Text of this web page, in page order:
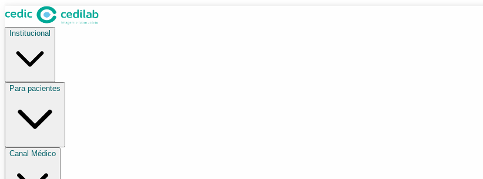
Institucional
Para pacientes
Canal Médico